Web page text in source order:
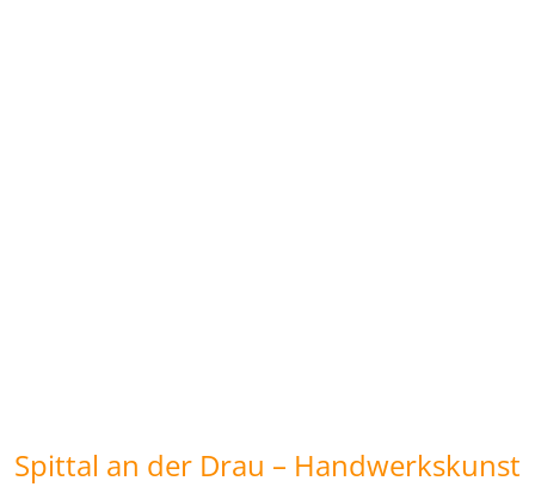
Spittal an der Drau – Handwerkskunst